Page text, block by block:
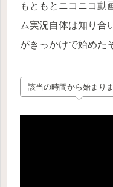
もともとニコニコ動
ム実況自体は知り合
がきっかけで始めた
該当の時間から始まり